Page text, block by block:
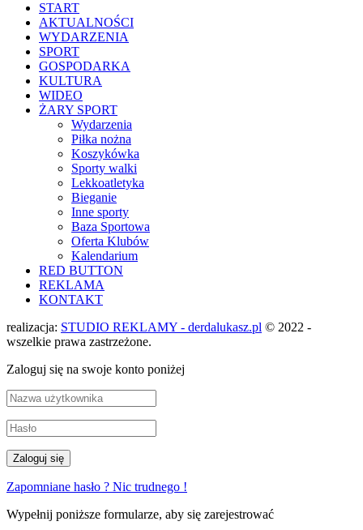
START
AKTUALNOŚCI
WYDARZENIA
SPORT
GOSPODARKA
KULTURA
WIDEO
ŻARY SPORT
Wydarzenia
Piłka nożna
Koszykówka
Sporty walki
Lekkoatletyka
Bieganie
Inne sporty
Baza Sportowa
Oferta Klubów
Kalendarium
RED BUTTON
REKLAMA
KONTAKT
realizacja: STUDIO REKLAMY - derdalukasz.pl © 2022 -
wszelkie prawa zastrzeżone.
Zaloguj się na swoje konto poniżej
Zapomniane hasło ? Nic trudnego !
Wypełnij poniższe formularze, aby się zarejestrować